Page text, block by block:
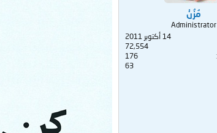
مُزُنْ
Administrator
14 أكتوبر 2011
72,554
176
63